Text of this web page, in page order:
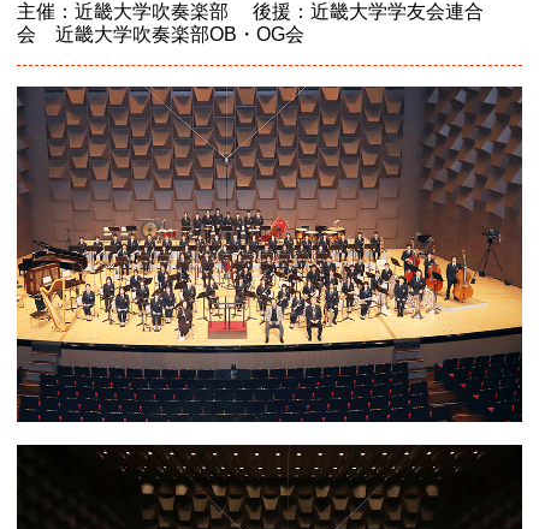
主催：近畿大学吹奏楽部 後援：近畿大学学友会連合
会 近畿大学吹奏楽部OB・OG会